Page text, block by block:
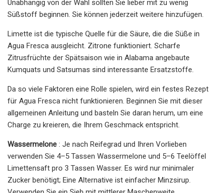
Unabhängig von der Wahl sollten Sie lieber mit zu wenig
Süßstoff beginnen. Sie können jederzeit weitere hinzufügen.
Limette ist die typische Quelle für die Säure, die die Süße in
Agua Fresca ausgleicht. Zitrone funktioniert. Scharfe
Zitrusfrüchte der Spätsaison wie in Alabama angebaute
Kumquats und Satsumas sind interessante Ersatzstoffe.
Da so viele Faktoren eine Rolle spielen, wird ein festes Rezept
für Agua Fresca nicht funktionieren. Beginnen Sie mit dieser
allgemeinen Anleitung und basteln Sie daran herum, um eine
Charge zu kreieren, die Ihrem Geschmack entspricht.
Wassermelone : Je nach Reifegrad und Ihren Vorlieben
verwenden Sie 4–5 Tassen Wassermelone und 5–6 Teelöffel
Limettensaft pro 3 Tassen Wasser. Es wird nur minimaler
Zucker benötigt; Eine Alternative ist einfacher Minzsirup.